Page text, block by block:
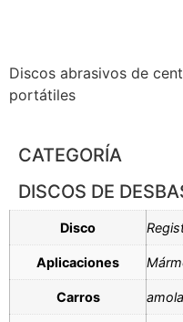
Discos abrasivos de
portátiles
CATEGORÍA
DISCOS DE
Disco
Aplicaciones
Carros